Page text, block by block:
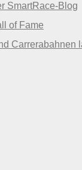
SmartRace-Blog
of Fame
Carrerabahnen